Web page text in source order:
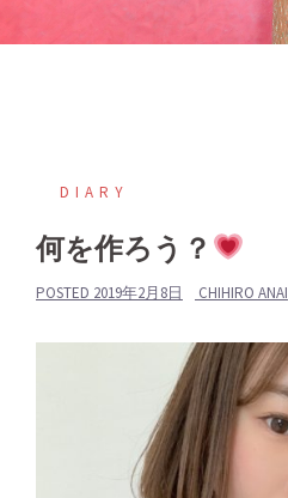
DIARY
何を作ろう？
POSTED 2019年2月8日 CHIHIRO ANAI